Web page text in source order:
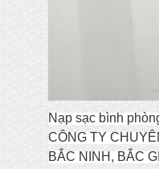
Nạp sạc bình
CÔNG TY
BẮC NINH, BẮC